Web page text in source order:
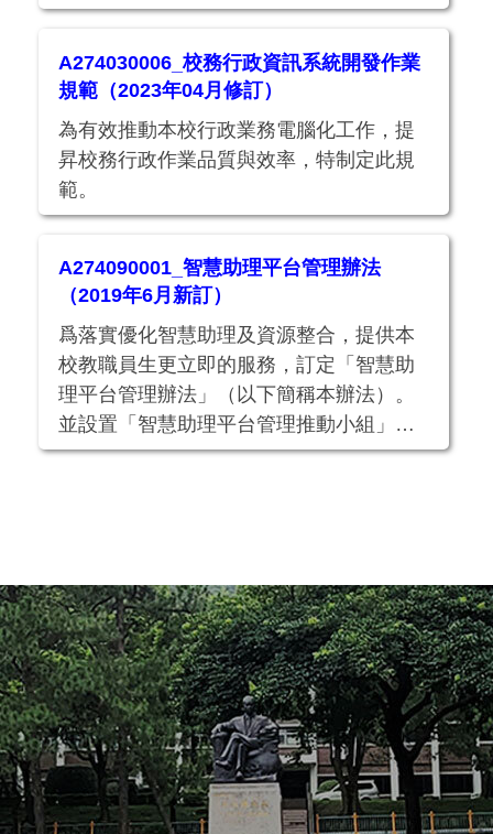
A274030006_校務行政資訊系統開發作業
規範（2023年04月修訂）
為有效推動本校行政業務電腦化工作，提
昇校務行政作業品質與效率，特制定此規
範。
A274090001_智慧助理平台管理辦法
（2019年6月新訂）
爲落實優化智慧助理及資源整合，提供本
校教職員生更立即的服務，訂定「智慧助
理平台管理辦法」（以下簡稱本辦法）。
並設置「智慧助理平台管理推動小組」
（以下簡稱推動小組），以不斷地修正及